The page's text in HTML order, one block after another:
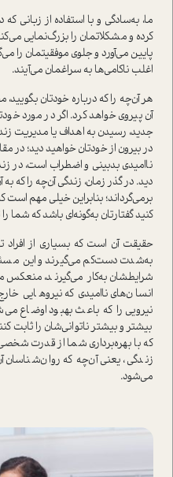
ما، به‌سادگی و با ا‌ستفاده از
کرده و مشکلاتمان را بزرگ‌نمایی
پایین می‌آورد و جلوی موفقیتمان را
اغلب ناکامی‌ها به سراغمان می‌آیند.
هر آن‌چه را که درباره خودتان
آن پیروی خواهد کرد. اگر در مورد
جدید، رسیدن به اهداف یا مدیریت
در بیرون از خودتان خواهید دید؛ در
نا‌امیدی بدبینی و اضطراب ا‌ست، در
دید. در گذر زمان، زندگی آن‌چه را که
برمی‌گرداند؛ بنابراین خیلی مهم ا‌ست
کنید گفتارتان به‌گونه‌ای باشد که شما
حقیقت آن ا‌ست که بسیاری از افراد
به‌شدت دست‌کم می‌گیرند و این
شرایطشان به‌کار می‌گیرند، منعکس
انسان‌های نا‌امیدی که نیروهایی
نیرویی را که باعث بهبود اوضاع
بیشتر و بیشتر ناتوانی‌شان را
که با بهره‌برداری شما از قدرت
زندگی‌، یعنی آن‌چه که روان‌شناسان
می‌شود.